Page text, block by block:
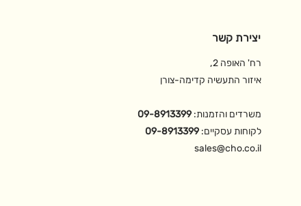
יצירת קשר
רח' האופה 2,
איזור התעשיה קדימה-צורן
משרדים והזמנות: 09-8913399
לקוחות עסקיים: 09-8913399
sales@cho.co.il